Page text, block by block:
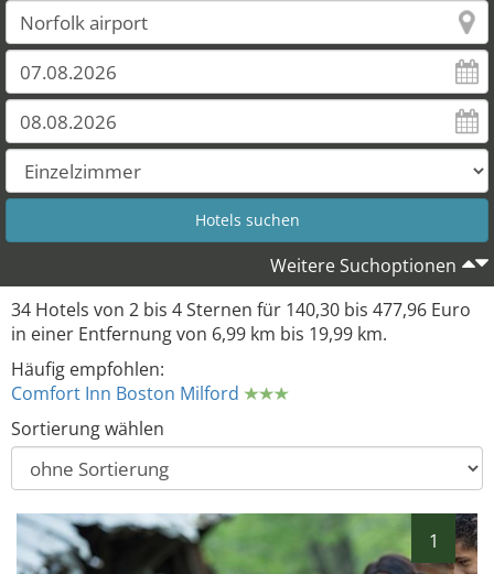
31
33
Weitere Suchoptionen
34 Hotels von 2 bis 4 Sternen für 140,30 bis 477,96 Euro
in einer Entfernung von 6,99 km bis 19,99 km.
Häufig empfohlen:
Comfort Inn Boston Milford
Sortierung wählen
1